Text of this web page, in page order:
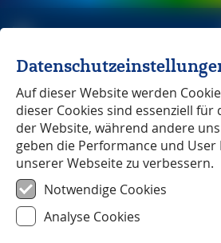
Michael Müller Verlag
Latium
Auf dieser Website werden
dieser Cookies sind essenziell
der Website, während andere
geben die Performance und User
unserer Webseite zu verbessern.
Notwendige Cookies
Analyse Cookies